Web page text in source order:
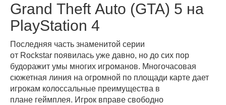
Grand Theft Auto (GTA) 5 на
PlayStation 4
Последняя часть знаменитой серии
от Rockstar появилась уже давно, но до сих пор
будоражит умы многих игроманов. Многочасовая
сюжетная линия на огромной по площади карте дает
игрокам колоссальные преимущества в
плане геймплея. Игрок вправе свободно